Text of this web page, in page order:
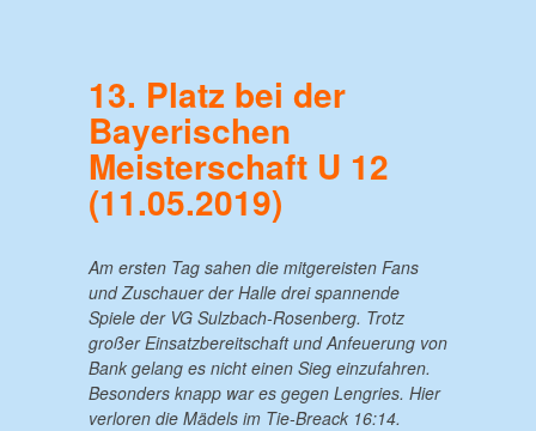
13. Platz bei der
Bayerischen
Meisterschaft U 12
(11.05.2019)
Am ersten Tag sahen die mitgereisten Fans
und Zuschauer der Halle drei spannende
Spiele der VG Sulzbach-Rosenberg. Trotz
großer Einsatzbereitschaft und Anfeuerung von
Bank gelang es nicht einen Sieg einzufahren.
Besonders knapp war es gegen Lengries. Hier
verloren die Mädels im Tie-Breack 16:14.